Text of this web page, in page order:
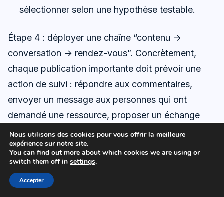
sélectionner selon une hypothèse testable.
Étape 4 : déployer une chaîne “contenu →
conversation → rendez-vous”. Concrètement,
chaque publication importante doit prévoir une
action de suivi : répondre aux commentaires,
envoyer un message aux personnes qui ont
demandé une ressource, proposer un échange
quand un signal est clair. L’erreur fréquente
consiste à publier, puis à passer au post suivant.
L’impact vient de la relance et du traitement des
réponses.
Nous utilisons des cookies pour vous offrir la meilleure
expérience sur notre site.
You can find out more about which cookies we are using or
switch them off in settings.
Accepter